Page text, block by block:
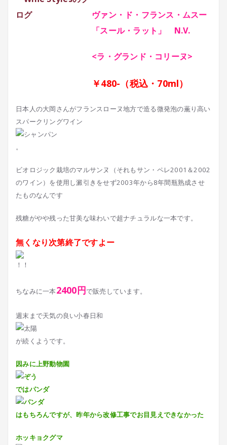
ヴァン・ド・フランス・ムスー
「スール・ラット」 N.V.
<ラ・グランド・コリーヌ>
￥480-（税込・70ml）
日本人の大岡さんがフランスローヌ地方で造る微発泡の薫り高い
スパークリングワイン
。
ビオロジック栽培のマルサンヌ（それもサン・ペレ2001＆2002
のワイン）を使用し澱引きをせず2003年から8年間瓶熟成させ
たものなんです
残糖がやや残った甘美な味わいで超ナチュラルな一本です。
無くなり次第終了ですよー
ちなみに一本2400円で販売しています。
週末まで天気の良い小春日和
が続くようです。
因みに上野動物園
ではパンダ
はもちろんですが、昨年から改修工事でお目見えできなかった
ホッキョクグマ